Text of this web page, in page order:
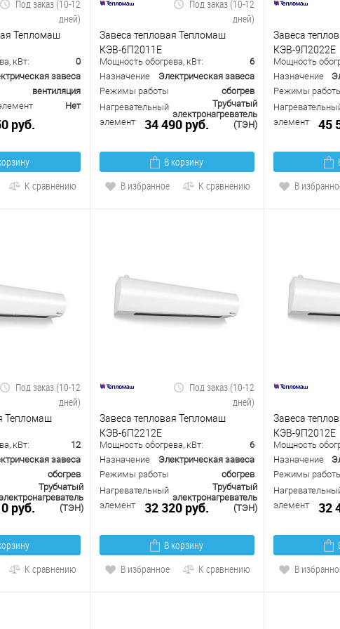
Под заказ (10-12
дней)
Тепломаш
кВт:
0
завеса
вентиляция
Нет
руб.
К сравнению
Под заказ (10-12
дней)
Завеса тепловая Тепломаш
КЭВ-6П2011Е
Мощность обогрева, кВт:
6
Назначение
Электрическая завеса
Режимы работы
обогрев
Нагревательный
элемент
Трубчатый
электронагреватель
(ТЭН)
34 490 руб.
В корзину
В избранное
К сравнению
Завеса
КЭВ-9П2022Е
Мощность
Назначение
Режимы
элемент
45
В
Под заказ (10-12
дней)
Тепломаш
кВт:
12
завеса
обогрев
Трубчатый
(ТЭН)
руб.
К сравнению
Под заказ (10-12
дней)
Завеса тепловая Тепломаш
КЭВ-6П2212Е
Мощность обогрева, кВт:
6
Назначение
Электрическая завеса
Режимы работы
обогрев
Нагревательный
элемент
Трубчатый
электронагреватель
(ТЭН)
32 320 руб.
В корзину
В избранное
К сравнению
Завеса
КЭВ-9П2012Е
Мощность
Назначение
Режимы
элемент
32
В